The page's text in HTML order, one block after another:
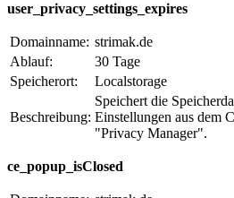
user_privacy_settings_expires
Domainname: strimak.de
Ablauf:
30 Tage
Speicherort:
Localstorage
Beschreibung:
Speichert die
Einstellungen aus dem
"Privacy Manager".
ce_popup_isClosed